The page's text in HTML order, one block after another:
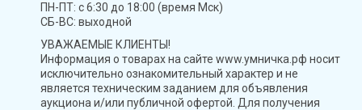
ПН-ПТ: с 6:30 до 18:00 (время Мск)
СБ-ВС: выходной
УВАЖАЕМЫЕ КЛИЕНТЫ!
Информация о товарах на сайте www.умничка.рф носит
исключительно ознакомительный характер и не
является техническим заданием для объявления
аукциона и/или публичной офертой. Для получения